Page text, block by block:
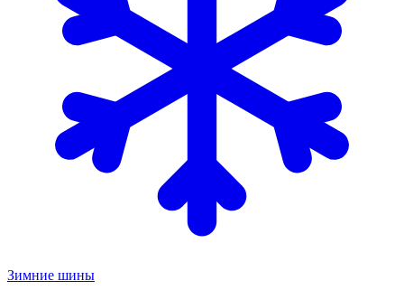
Зимние шины